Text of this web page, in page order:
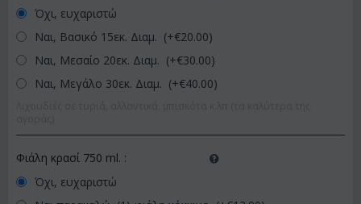
Όχι, ευχαριστώ
Ναι, Βασικό 15εκ. Διαμ. (+€20.00)
Ναι, Μεσαίο 20εκ. Διαμ. (+€30.00)
Ναι, Μεγάλο 30εκ. Διαμ. (+€40.00)
Φιάλη κρασί 750 ml. :
Όχι, ευχαριστώ